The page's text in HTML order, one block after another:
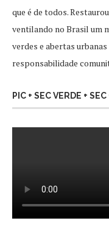
que é de todos.
ventilando no Brasil um
verdes e abertas
responsabilidade
PIC + SEC VERDE +